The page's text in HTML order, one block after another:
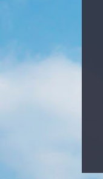
Teknoloji